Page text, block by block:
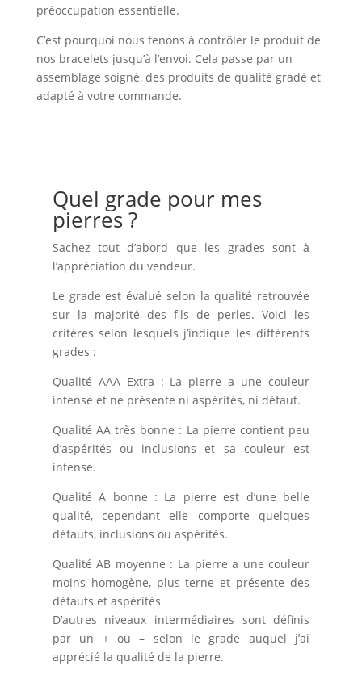
préoccupation essentielle.
C’est pourquoi nous tenons à contrôler le produit de
nos bracelets jusqu’à l’envoi. Cela passe par un
assemblage soigné, des produits de qualité gradé et
adapté à votre commande.
Quel grade pour mes
pierres ?
Sachez tout d’abord que les grades sont à
l’appréciation du vendeur.
Le grade est évalué selon la qualité retrouvée
sur la majorité des fils de perles. Voici les
critères selon lesquels j’indique les différents
grades :
Qualité AAA Extra : La pierre a une couleur
intense et ne présente ni aspérités, ni défaut.
Qualité AA très bonne : La pierre contient peu
d’aspérités ou inclusions et sa couleur est
intense.
Qualité A bonne : La pierre est d’une belle
qualité, cependant elle comporte quelques
défauts, inclusions ou aspérités.
Qualité AB moyenne : La pierre a une couleur
moins homogène, plus terne et présente des
défauts et aspérités
D’autres niveaux intermédiaires sont définis
par un + ou – selon le grade auquel j’ai
apprécié la qualité de la pierre.